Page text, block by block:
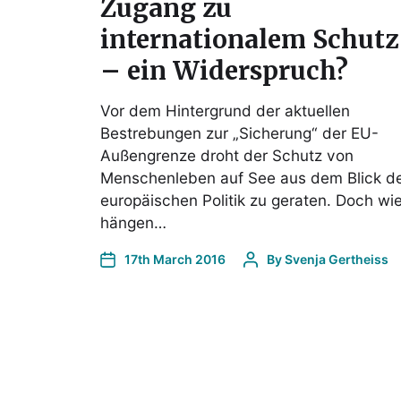
Zugang zu
internationalem Schutz
– ein Widerspruch?
Vor dem Hintergrund der aktuellen
Bestrebungen zur „Sicherung“ der EU-
Außengrenze droht der Schutz von
Menschenleben auf See aus dem Blick
europäischen Politik zu geraten. Doch
hängen…
17th March 2016 BySvenja Gertheiss